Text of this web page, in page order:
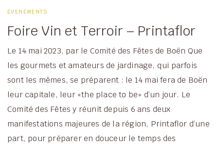
EVENEMENTS
Foire Vin et Terroir – Printaflor
Le 14 mai 2023, par le Comité des Fêtes de Boën Que
les gourmets et amateurs de jardinage, qui parfois
sont les mêmes, se préparent : le 14 mai fera de Boën
leur capitale, leur «the place to be» d’un jour. Le
Comité des Fêtes y réunit depuis 6 ans deux
manifestations majeures de la région, Printaflor d’une
part, pour préparer en douceur le temps des